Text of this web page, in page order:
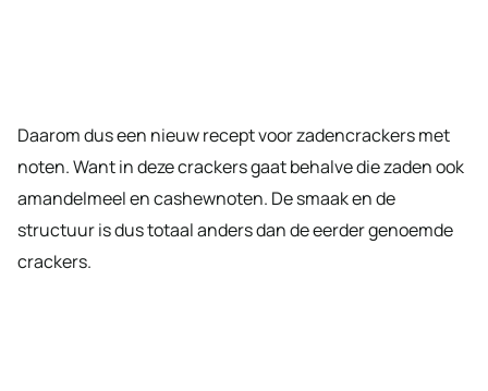
Daarom dus een nieuw recept voor zadencrackers met
noten. Want in deze crackers gaat behalve die zaden ook
amandelmeel en cashewnoten. De smaak en de
structuur is dus totaal anders dan de eerder genoemde
crackers.